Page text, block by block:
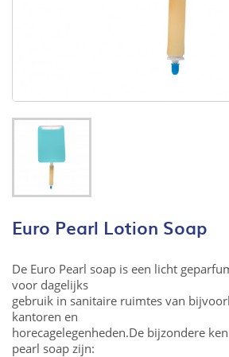
Euro Pearl Lotion Soap
De Euro Pearl soap is een licht
voor dagelijks
gebruik in sanitaire ruimtes van
kantoren en
horecagelegenheden.De bijzondere
pearl soap zijn: